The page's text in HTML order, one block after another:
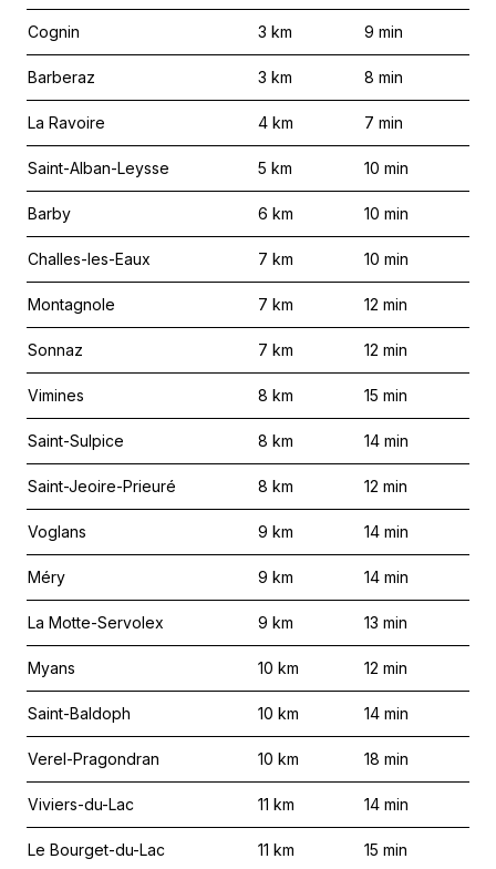
Cognin 3 km 9 min
Barberaz 3 km 8 min
La Ravoire 4 km 7 min
Saint-Alban-Leysse 5 km 10 min
Barby 6 km 10 min
Challes-les-Eaux 7 km 10 min
Montagnole 7 km 12 min
Sonnaz 7 km 12 min
Vimines 8 km 15 min
Saint-Sulpice 8 km 14 min
Saint-Jeoire-Prieuré 8 km 12 min
Voglans 9 km 14 min
Méry 9 km 14 min
La Motte-Servolex 9 km 13 min
Myans 10 km 12 min
Saint-Baldoph 10 km 14 min
Verel-Pragondran 10 km 18 min
Viviers-du-Lac 11 km 14 min
Le Bourget-du-Lac 11 km 15 min